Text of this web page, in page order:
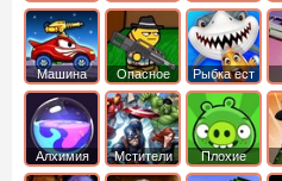
тюрьмы
Машина
ест
машину
Опасное
оружие
Рыбка ест
рыбку
Алхимия Мстители
Плохие
свинки